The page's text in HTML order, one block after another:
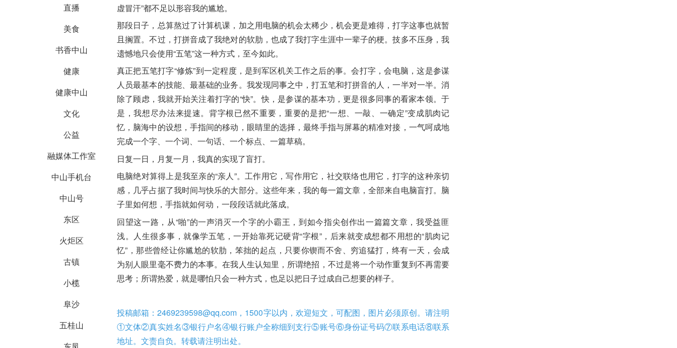
直播
美食
书香中山
健康
健康中山
文化
公益
融媒体工作室
中山手机台
中山号
东区
火炬区
古镇
小榄
阜沙
五桂山
虚冒汗”都不足以形容我的尴尬。
那段日子，总算熬过了计算机课，加之用电脑的机会太稀少，机会更是难得，打字这事也就暂
且搁置。不过，打拼音成了我绝对的软肋，也成了我打字生涯中一辈子的梗。技多不压身，我
遗憾地只会使用“五笔”这一种方式，至今如此。
真正把五笔打字“修炼”到一定程度，是到军区机关工作之后的事。会打字，会电脑，这是参谋
人员最基本的技能、最基础的业务。我发现同事之中，打五笔和打拼音的人，一半对一半。消
除了顾虑，我就开始关注着打字的“快”。快，是参谋的基本功，更是很多同事的看家本领。于
是，我想尽办法来提速。背字根已然不重要，重要的是把“一想、一敲、一确定”变成肌肉记
忆，脑海中的设想，手指间的移动，眼睛里的选择，最终手指与屏幕的精准对接，一气呵成地
完成一个字、一个词、一句话、一个标点、一篇草稿。
日复一日，月复一月，我真的实现了盲打。
电脑绝对算得上是我至亲的“亲人”。工作用它，写作用它，社交联络也用它，打字的这种亲切
感，几乎占据了我时间与快乐的大部分。这些年来，我的每一篇文章，全部来自电脑盲打。脑
子里如何想，手指就如何动，一段段话就此落成。
回望这一路，从“啪”的一声消灭一个字的小霸王，到如今指尖创作出一篇篇文章，我受益匪
浅。人生很多事，就像学五笔，一开始靠死记硬背“字根”，后来就变成想都不用想的“肌肉记
忆”，那些曾经让你尴尬的软肋，笨拙的起点，只要你锲而不舍、穷追猛打，终有一天，会成
为别人眼里毫不费力的本事。在我人生认知里，所谓绝招，不过是将一个动作重复到不再需要
思考；所谓热爱，就是哪怕只会一种方式，也足以把日子过成自己想要的样子。
投稿邮箱：2469239598@qq.com，1500字以内，欢迎短文，可配图，图片必须原创。请注明
①文体②真实姓名③银行户名④银行账户全称细到支行⑤账号⑥身份证号码⑦联系电话⑧联系
地址。文责自负。转载请注明出处。